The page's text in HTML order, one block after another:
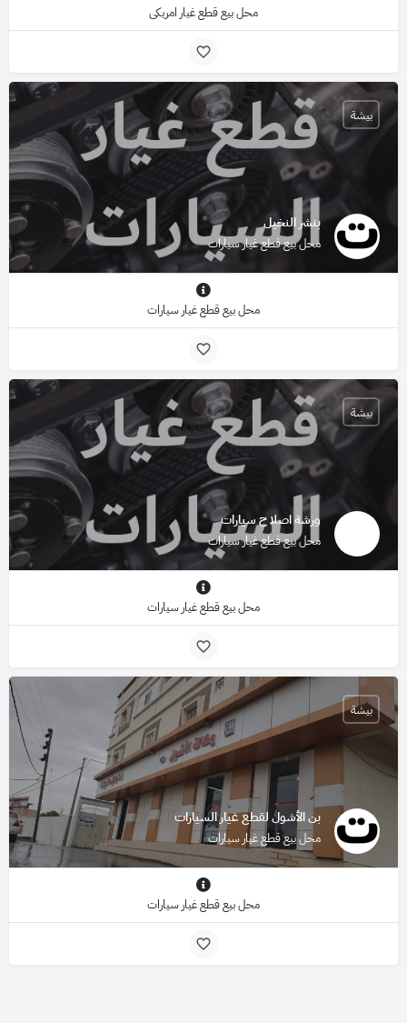
محل بيع قطع غيار امريكي
بنشر النخيل
محل بيع قطع غيار سيارات
بيشة
محل بيع قطع غيار سيارات
ورشة اصلا ح سيارات
محل بيع قطع غيار سيارات
بيشة
محل بيع قطع غيار سيارات
بن الأشول لقطع غيار السيارات
محل بيع قطع غيار سيارات
بيشة
محل بيع قطع غيار سيارات